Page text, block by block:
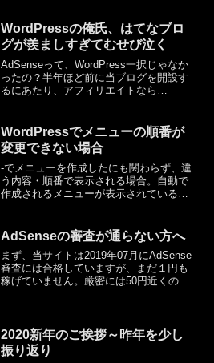
WordPressの俺氏、はてなブロ
グが羨ましすぎてむせび泣く
AdSenseって、WordPress一択じゃなか
ったの？半年ほど前に当ブログを開設す
るにあたり、アフィリエイトなら
質WordPressしかありません...
WordPressでメニューの順番が
変更できない場合
-でメニューを作成したにも関わらず、違
う内容・順番で表示される場合。自動で
作成されるメニューが表示されている可
を指定してみてください。以上。
AdSenseの審査が通らない方へ
まず、当サイトは2019年07月にAdSense
審査には合格していますが、まだ１円も
稼げていません。厳密には50円近くの収
で...
2020新年のご挨拶～昨年を少し
振り返り